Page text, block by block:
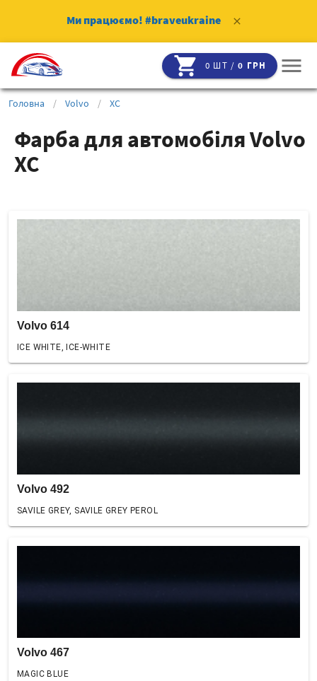
Ми працюємо! #braveukraine clear
shopping_cart 0 ШТ /0 ГРН menu
Головна / Volvo / XC
Фарба для автомобіля Volvo
XC
Volvo 614
ICE WHITE, ICE-WHITE
Volvo 492
SAVILE GREY, SAVILE GREY PEROL
Volvo 467
MAGIC BLUE